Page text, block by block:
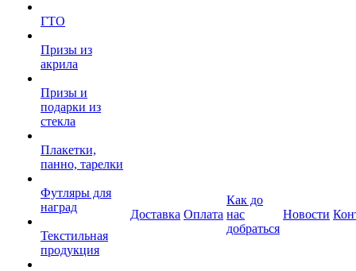
ГТО
Призы из
акрила
Призы и
подарки из
стекла
Плакетки,
панно, тарелки
Футляры для
наград
Текстильная
продукция
Доставка Оплата
Как до
нас
добраться
Новости